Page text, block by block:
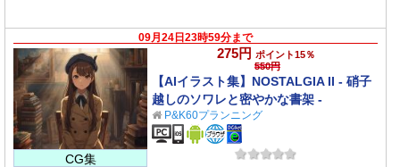
09月24日23時59分まで
CG集
275円 ポイント15％
550円
【AIイラスト集】NOSTALGIA II - 硝子
越しのソワレと密やかな書架 -
P&K60プランニング